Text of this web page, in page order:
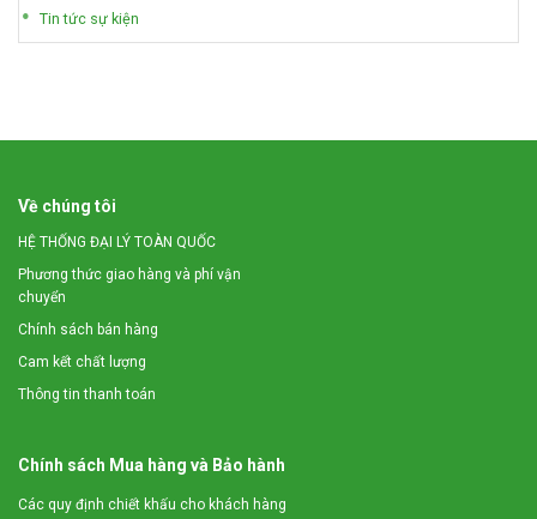
Tin tức sự kiện
Về chúng tôi
HỆ THỐNG ĐẠI LÝ TOÀN QUỐC
Phương thức giao hàng và phí vận
chuyển
Chính sách bán hàng
Cam kết chất lượng
Thông tin thanh toán
Chính sách Mua hàng và Bảo hành
Các quy định chiết khấu cho khách hàng